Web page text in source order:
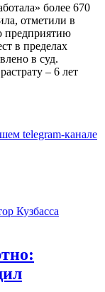
более 670
отметили в
предприятию
в пределах
в суд.
– 6 лет
telegram-канале